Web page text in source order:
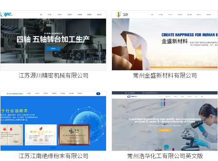
江苏源川精密机械有限公司 常州金盛新材料有限公司
江苏江南绝缘粉末有限公司 常州浩华化工有限公司英文版